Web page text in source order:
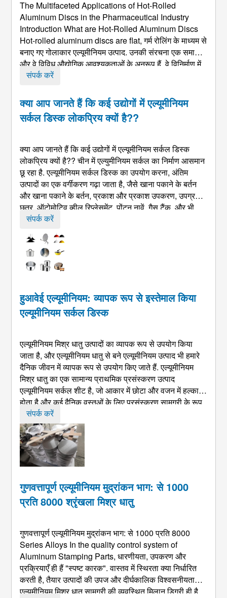
The Multifaceted Applications of Hot-Rolled
Aluminum Discs in the Pharmaceutical Industry
Introduction What are Hot-Rolled Aluminum Discs
Hot-rolled aluminum discs are flat, गर्म रोलिंग के माध्यम से
बनाए गए गोलाकार एल्यूमीनियम उत्पाद. उनकी संरचना एक समान है
और वे विविध औद्योगिक आवश्यकताओं के अनुरूप हैं. वे विनिर्माण में
प्रमुख सामग्रियों के रूप में काम करते हैं, उनके अनुकूलनीय गुणों के
संपर्क करें
क्या आप जानते हैं कि कई उद्योगों में एल्यूमीनियम
सर्कल डिस्क लोकप्रिय क्यों है??
क्या आप जानते हैं कि कई उद्योगों में एल्यूमीनियम सर्कल डिस्क
लोकप्रिय क्यों है?? चीन में एल्युमीनियम सर्कल का निर्माण आसमान
छू रहा है. एल्यूमीनियम सर्कल डिस्क का उपयोग करना, अंतिम
उत्पादों का एक वर्गीकरण गढ़ा जाता है, जैसे खाना पकाने के बर्तन
और खाना पकाने के बर्तन, प्रकाश और प्रकाश उपकरण, उपग्रह
छत्र, ऑटोमोटिव व्हील रिप्लेसमेंट, पोंटून नावें, गैस टैंक, और भी
बहुत कुछ. कई उद्योगों में एल्यूमीनियम सर्कल डिस्क लोकप्रिय क्यों
संपर्क करें
हुआवेई एल्यूमीनियम: व्यापक रूप से इस्तेमाल किया
एल्यूमीनियम सर्कल डिस्क
एल्यूमीनियम मिश्र धातु उत्पादों का व्यापक रूप से उपयोग किया
जाता है, और एल्यूमीनियम धातु से बने एल्यूमीनियम उत्पाद भी हमारे
दैनिक जीवन में व्यापक रूप से उपयोग किए जाते हैं. एल्यूमीनियम
मिश्र धातु का एक सामान्य प्राथमिक प्रसंस्करण उत्पाद
एल्यूमीनियम सर्कल शीट है, जो आकार में छोटा और वजन में हल्का
होता है और कई दैनिक वस्तुओं के लिए प्रसंस्करण सामग्री के रूप
में इस्तेमाल किया जा सकता है. स्टेनलेस स्टील या कच्चा लोहा की
तुलना में एल्यूमीनियम तीन गुना अधिक कुशल है, इनका संचालन
थर्मल द्वारा किया गया ...
संपर्क करें
गुणवत्तापूर्ण एल्यूमीनियम मुद्रांकन भाग: से 1000
प्रति 8000 श्रृंखला मिश्र धातु
गुणवत्तापूर्ण एल्यूमीनियम मुद्रांकन भाग: से 1000 प्रति 8000
Series Alloys In the quality control system of
Aluminum Stamping Parts, धारणीयता, उपकरण और
प्रक्रियाएँ ही हैं "स्पष्ट कारक". वास्तव में स्थिरता क्या निर्धारित
करती है, तैयार उत्पादों की उपज और दीर्घकालिक विश्वसनीयता
एल्यूमीनियम मिश्र धातु सामग्री की व्यवस्थित मिलान डिग्री ही है.